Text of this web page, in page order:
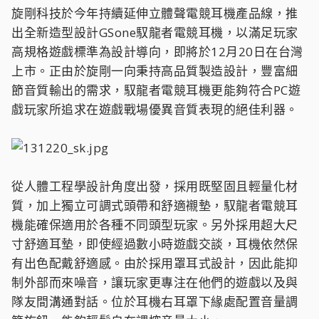
旋剛科技於今年持續延伸立體聲電競耳機產品線，推
出全新造型設計GSone馭龍者電競耳機，以滿足玩家
高規格遊戲標準為設計導向，即將於12月20日在台灣
上市。正由於旋剛一向秉持高品質製造設計，豐富細
節音質輸出的需求，馭龍者電競耳機更能夠符合PC遊
戲玩家所追求在遊戲戰場優異音質表現的絕佳利器。
從人體工程學設計角度出發，採用既堅固且輕量化材
質，加上獨立可調式頭帶和舒適襯墊，馭龍者電競耳
機能確保適用於各種不同頭型玩家。另外採用超大尺
寸舒適耳墊，即使經過數小時遊戲交談，耳機依然保
有出色配戴舒適感。由於採用罩耳式設計，因此能抑
制外部而來噪音，讓玩家更專注在他們的遊戲以及與
隊友間溝通對話。位於耳機右耳罩下緣處配置音量調